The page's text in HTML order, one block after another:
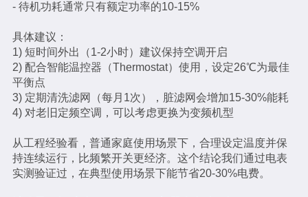
- 待机功耗通常只有额定功率的10-15%
具体建议：
1) 短时间外出（1-2小时）建议保持空调开启
2) 配合智能温控器（Thermostat）使用，设定26℃为最佳
平衡点
3) 定期清洗滤网（每月1次），脏滤网会增加15-30%能耗
4) 对老旧定频空调，可以考虑更换为变频机型
从工程经验看，普通家庭使用场景下，合理设定温度并保
持连续运行，比频繁开关更经济。这个结论我们通过电表
实测验证过，在典型使用场景下能节省20-30%电费。